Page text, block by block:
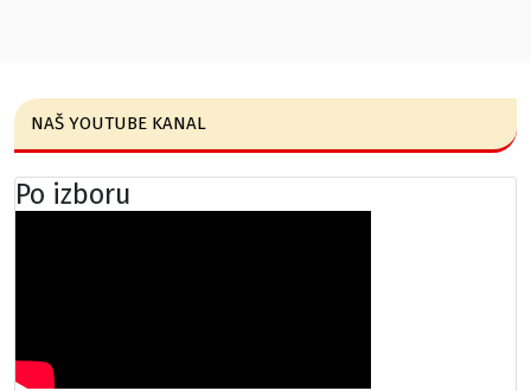
NAŠ YOUTUBE KANAL
Po izboru